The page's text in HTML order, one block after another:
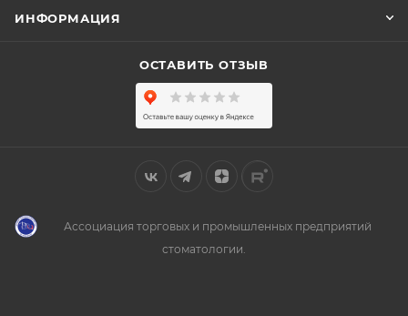
ИНФОРМАЦИЯ
ОСТАВИТЬ ОТЗЫВ
Ассоциация торговых и промышленных предприятий
стоматологии.